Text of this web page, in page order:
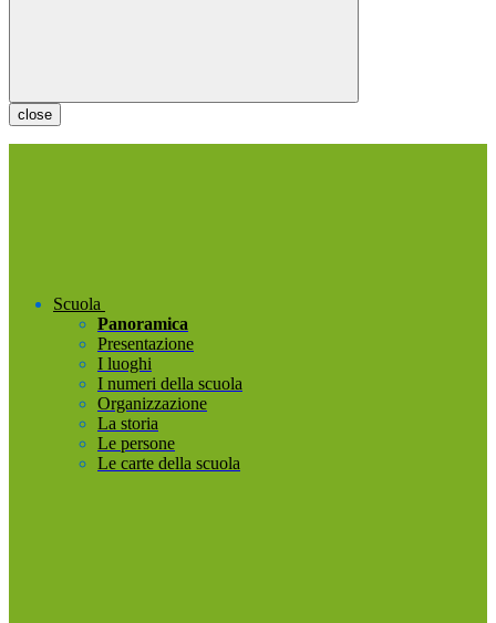
close
Scuola
Panoramica
Presentazione
I luoghi
I numeri della scuola
Organizzazione
La storia
Le persone
Le carte della scuola